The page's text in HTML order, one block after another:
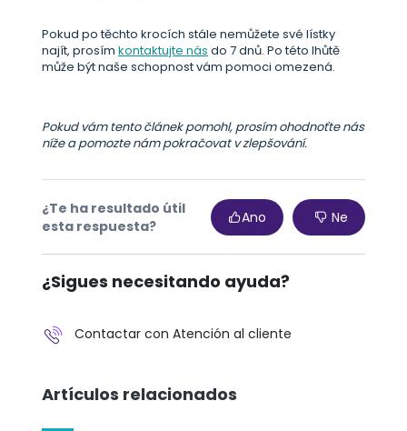
Pokud po těchto krocích stále nemůžete své lístky
najít, prosím kontaktujte nás do 7 dnů. Po této lhůtě
může být naše schopnost vám pomoci omezená.
Pokud vám tento článek pomohl, prosím ohodnoťte nás
níže a pomozte nám pokračovat v zlepšování.
¿Te ha resultado útil
esta respuesta?
Ano Ne
¿Sigues necesitando ayuda?
Contactar con Atención al cliente
Artículos relacionados